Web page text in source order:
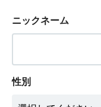
ニックネーム
性別